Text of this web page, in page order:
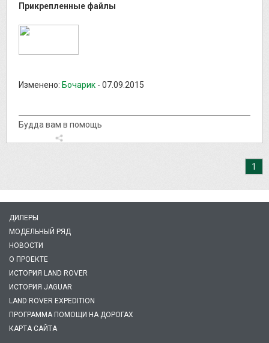
Прикрепленные файлы
Изменено: Бочарик - 07.09.2015
Будда вам в помощь
1
ДИЛЕРЫ
МОДЕЛЬНЫЙ РЯД
НОВОСТИ
О ПРОЕКТЕ
ИСТОРИЯ LAND ROVER
ИСТОРИЯ JAGUAR
LAND ROVER EXPEDITION
ПРОГРАММА ПОМОЩИ НА ДОРОГАХ
КАРТА САЙТА